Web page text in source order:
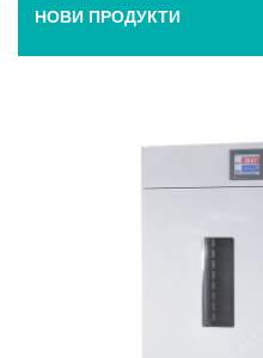
НОВИ ПРОДУКТИ